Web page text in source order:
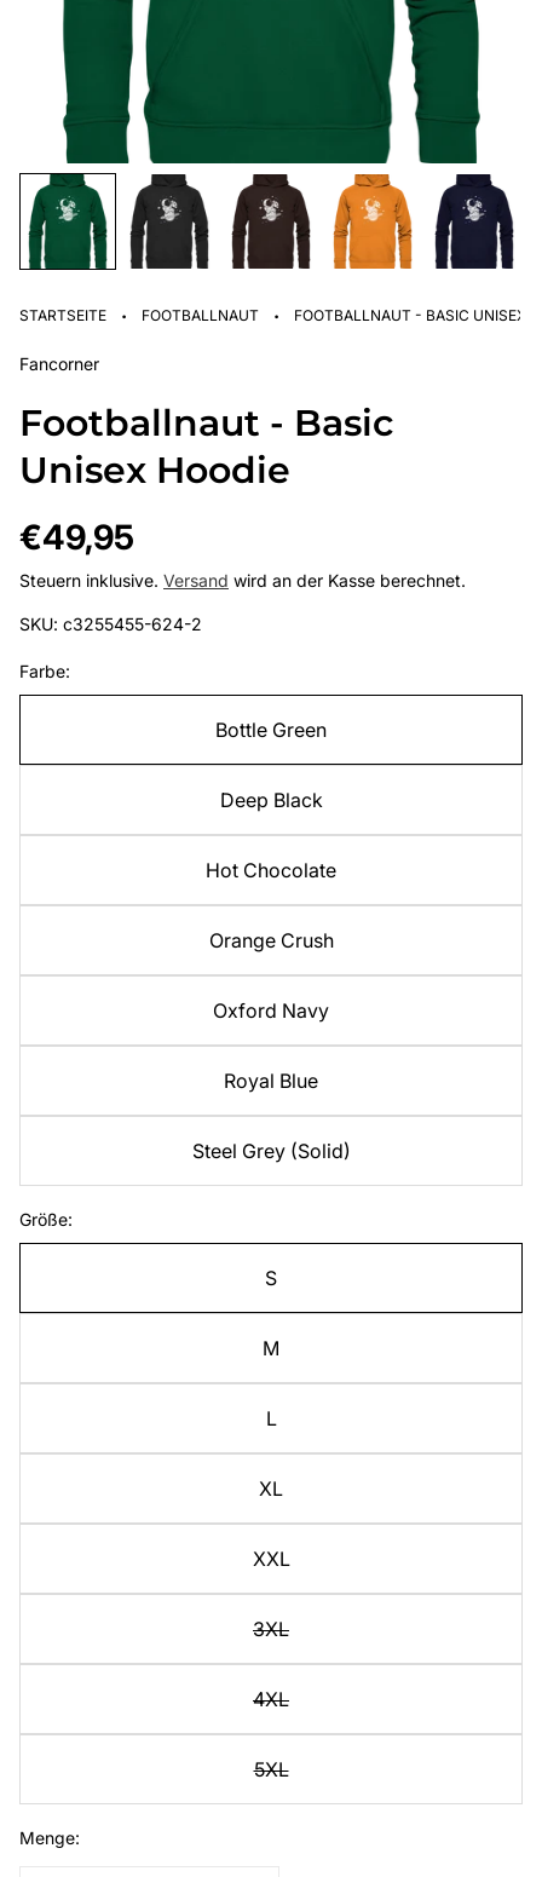
STARTSEITE · FOOTBALLNAUT · FOOTBALLNAUT - BASIC UNISEX
Fancorner
Footballnaut - Basic
Unisex Hoodie
Regulärer
Preis
€49,95
Steuern inklusive. Versand wird an der Kasse berechnet.
SKU: c3255455-624-2
Farbe:
Bottle Green
Deep Black
Hot Chocolate
Orange Crush
Oxford Navy
Royal Blue
Steel Grey (Solid)
Größe:
S
M
L
XL
XXL
3XL
4XL
5XL
Menge: